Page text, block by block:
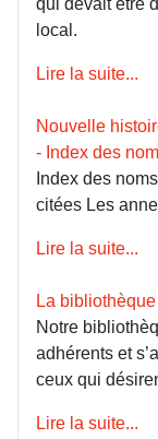
qui devait être
local.
Lire la suite...
Nouvelle
- Index des
Index des
citées Les
Lire la suite...
La
Notre
adhérents et
ceux qui
Lire la suite...